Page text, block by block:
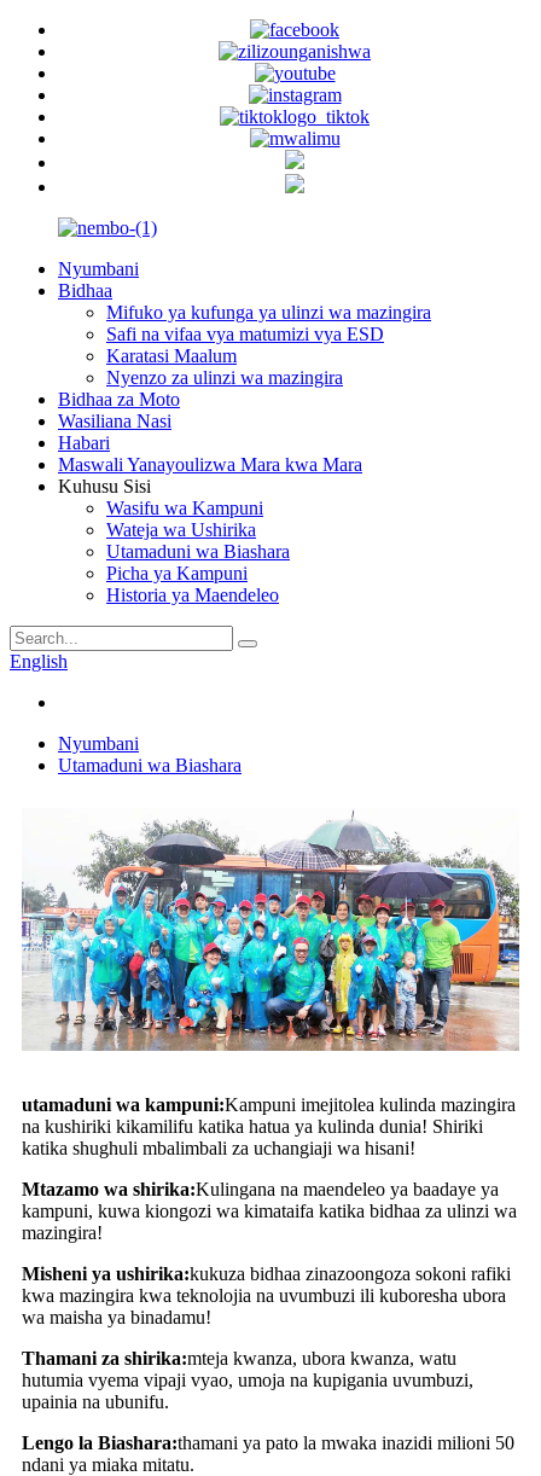
Nyumbani
Bidhaa
Mifuko ya kufunga ya ulinzi wa mazingira
Safi na vifaa vya matumizi vya ESD
Karatasi Maalum
Nyenzo za ulinzi wa mazingira
Bidhaa za Moto
Wasiliana Nasi
Habari
Maswali Yanayoulizwa Mara kwa Mara
Kuhusu Sisi
Wasifu wa Kampuni
Wateja wa Ushirika
Utamaduni wa Biashara
Picha ya Kampuni
Historia ya Maendeleo
English
Nyumbani
Utamaduni wa Biashara
utamaduni wa kampuni:Kampuni imejitolea kulinda mazingira
na kushiriki kikamilifu katika hatua ya kulinda dunia! Shiriki
katika shughuli mbalimbali za uchangiaji wa hisani!
Mtazamo wa shirika:Kulingana na maendeleo ya baadaye ya
kampuni, kuwa kiongozi wa kimataifa katika bidhaa za ulinzi wa
mazingira!
Misheni ya ushirika:kukuza bidhaa zinazoongoza sokoni rafiki
kwa mazingira kwa teknolojia na uvumbuzi ili kuboresha ubora
wa maisha ya binadamu!
Thamani za shirika:mteja kwanza, ubora kwanza, watu
hutumia vyema vipaji vyao, umoja na kupigania uvumbuzi,
upainia na ubunifu.
Lengo la Biashara:thamani ya pato la mwaka inazidi milioni 50
ndani ya miaka mitatu.